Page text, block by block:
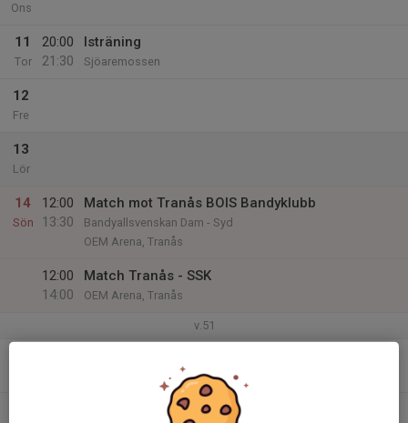
Ons
11
Tor
20:00
21:30
Isträning
Sjöaremossen
12
Fre
13
Lör
14
Sön
12:00
13:30
Match mot Tranås BOIS Bandyklubb
Bandyallsvenskan Dam - Syd
OEM Arena, Tranås
12:00
14:00
Match Tranås - SSK
OEM Arena, Tranås
v.51